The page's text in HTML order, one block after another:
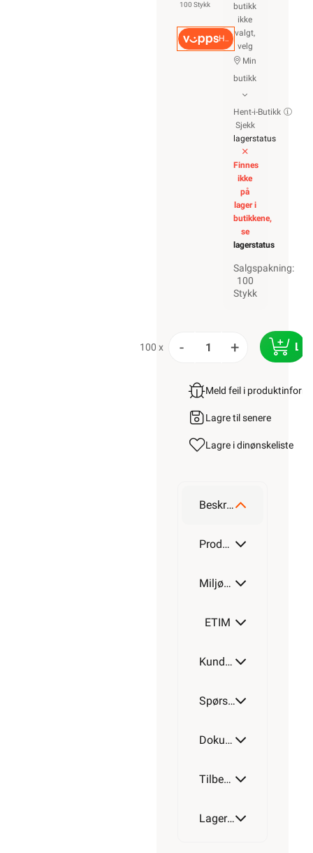
100 Stykk
Hurtigkasse
butikk
ikke
valgt,
velg
Min
butikk
Hent-i-Butikk
Sjekk
lagerstatus
Finnes
ikke
på
lager i
butikkene,
se
lagerstatus
Salgspakning:
100
Stykk
100 x - +
Meld feil i
Lagre til senere
Lagre i dinønskeliste
Beskrivelse
Produktdetaljer
Miljøparametere
ETIM
Kundeomtale
Spørsmål og svar
Dokumentasjon
Tilbehør
Lagerstatus